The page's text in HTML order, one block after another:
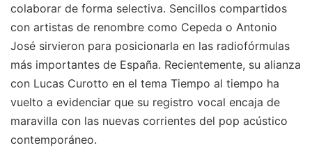
colaborar de forma selectiva. Sencillos compartidos
con artistas de renombre como Cepeda o Antonio
José sirvieron para posicionarla en las radiofórmulas
más importantes de España. Recientemente, su alianza
con Lucas Curotto en el tema Tiempo al tiempo ha
vuelto a evidenciar que su registro vocal encaja de
maravilla con las nuevas corrientes del pop acústico
contemporáneo.